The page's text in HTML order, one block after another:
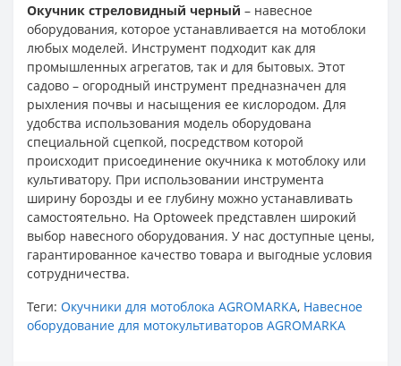
Окучник стреловидный черный – навесное
оборудования, которое устанавливается на мотоблоки
любых моделей. Инструмент подходит как для
промышленных агрегатов, так и для бытовых. Этот
садово – огородный инструмент предназначен для
рыхления почвы и насыщения ее кислородом. Для
удобства использования модель оборудована
специальной сцепкой, посредством которой
происходит присоединение окучника к мотоблоку или
культиватору. При использовании инструмента
ширину борозды и ее глубину можно устанавливать
самостоятельно. На Optoweek представлен широкий
выбор навесного оборудования. У нас доступные цены,
гарантированное качество товара и выгодные условия
сотрудничества.
Теги: Окучники для мотоблока AGROMARKA, Навесное
оборудование для мотокультиваторов AGROMARKA